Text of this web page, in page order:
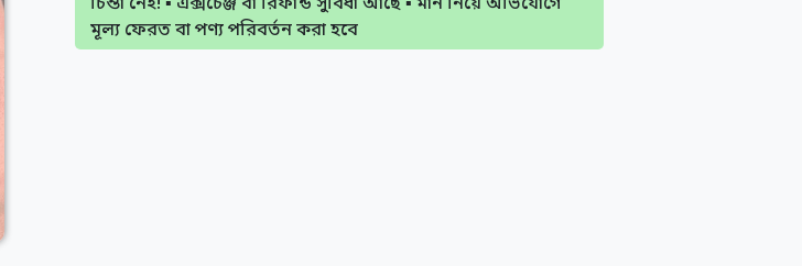
মূল্য ফেরত বা পণ্য পরিবর্তন করা হবে